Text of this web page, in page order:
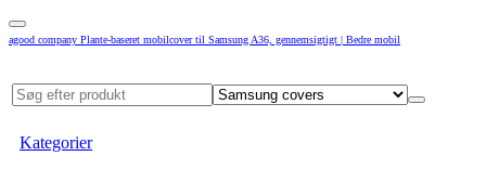
agood company Plante-baseret mobilcover til Samsung A36, gennemsigtigt | Bedre mobil
Kategorier